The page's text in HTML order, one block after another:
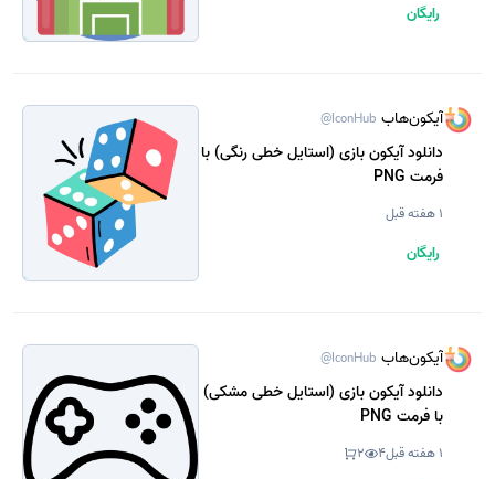
رایگان
آیکون‌هاب @IconHub
دانلود آیکون بازی (استایل خطی رنگی) با
فرمت PNG
1 هفته قبل
رایگان
آیکون‌هاب @IconHub
دانلود آیکون بازی (استایل خطی مشکی)
با فرمت PNG
1 هفته قبل 4
2